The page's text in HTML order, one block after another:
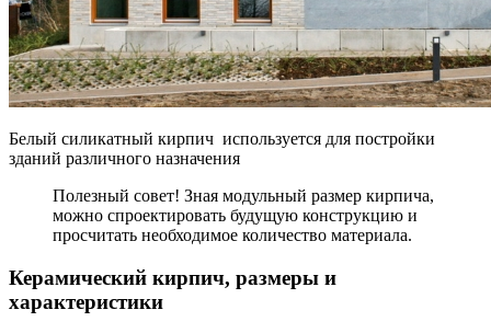
Белый силикатный кирпич используется для постройки
зданий различного назначения
Полезный совет! Зная модульный размер кирпича,
можно спроектировать будущую конструкцию и
просчитать необходимое количество материала.
Керамический кирпич, размеры и
характеристики